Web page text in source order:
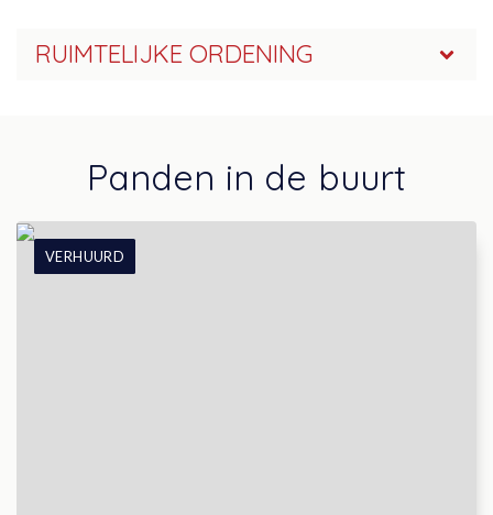
RUIMTELIJKE ORDENING
Panden in de buurt
VERHUURD